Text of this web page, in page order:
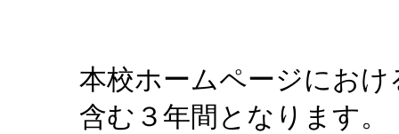
本校ホームページにお
含む３年間となります。